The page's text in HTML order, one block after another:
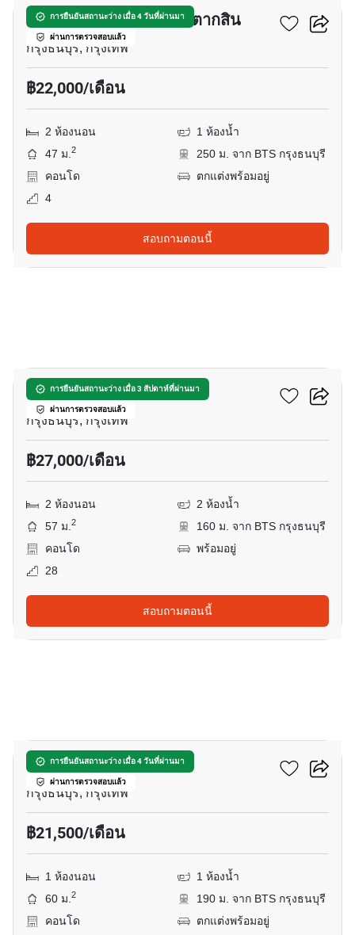
การยืนยันสถานะว่าง เมื่อ 4 วันที่ผ่านมา
ผ่านการตรวจสอบแล้ว
แบงค์คอก แฟ’ลิซ สาทร-ตากสิน
กรุงธนบุรี, กรุงเทพ
฿22,000/เดือน
2 ห้องนอน
1 ห้องน้ำ
47 ม.2
250 ม. จาก BTS กรุงธนบุรี
คอนโด
ตกแต่งพร้อมอยู่
4
สอบถามตอนนี้
การยืนยันสถานะว่าง เมื่อ 3 สัปดาห์ที่ผ่านมา
ผ่านการตรวจสอบแล้ว
คิว เฮาส์ สาทร
กรุงธนบุรี, กรุงเทพ
฿27,000/เดือน
2 ห้องนอน
2 ห้องน้ำ
57 ม.2
160 ม. จาก BTS กรุงธนบุรี
คอนโด
พร้อมอยู่
28
สอบถามตอนนี้
การยืนยันสถานะว่าง เมื่อ 4 วันที่ผ่านมา
ผ่านการตรวจสอบแล้ว
วิลล่า สาทร
กรุงธนบุรี, กรุงเทพ
฿21,500/เดือน
1 ห้องนอน
1 ห้องน้ำ
60 ม.2
190 ม. จาก BTS กรุงธนบุรี
คอนโด
ตกแต่งพร้อมอยู่